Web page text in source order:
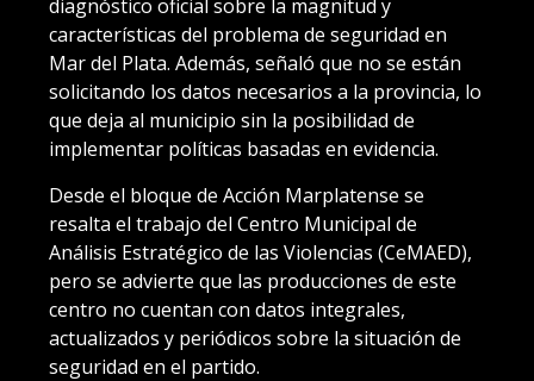
diagnóstico oficial sobre la magnitud y
características del problema de seguridad en
Mar del Plata. Además, señaló que no se están
solicitando los datos necesarios a la provincia, lo
que deja al municipio sin la posibilidad de
implementar políticas basadas en evidencia.
Desde el bloque de Acción Marplatense se
resalta el trabajo del Centro Municipal de
Análisis Estratégico de las Violencias (CeMAED),
pero se advierte que las producciones de este
centro no cuentan con datos integrales,
actualizados y periódicos sobre la situación de
seguridad en el partido.